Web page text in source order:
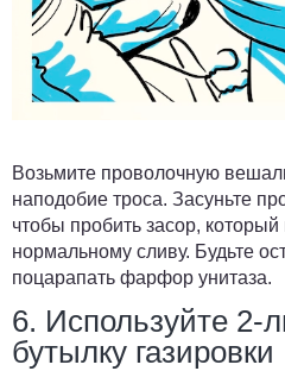
Возьмите проволочную
наподобие троса. Засуньте
чтобы пробить засор, который
нормальному сливу. Будьте
поцарапать фарфор унитаза.
6. Используйте 2-
бутылку газировки